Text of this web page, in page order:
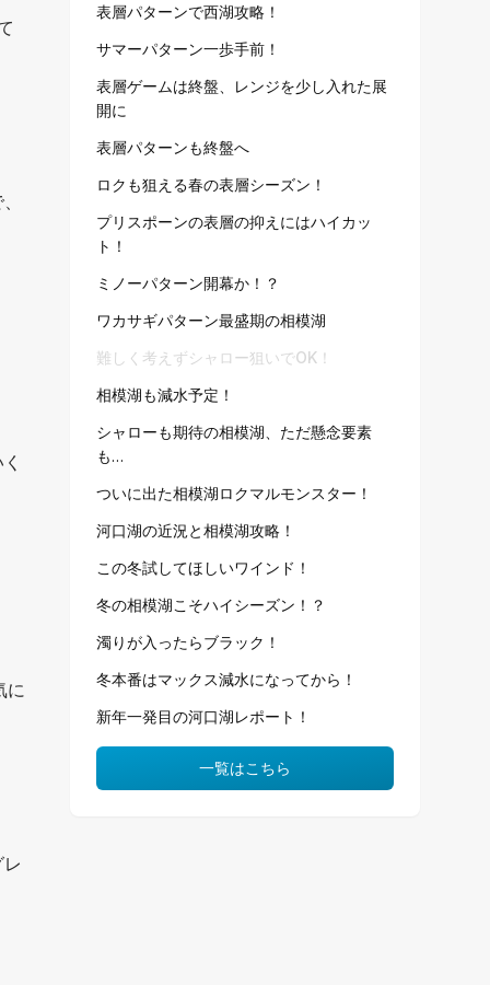
に
表層パターンで西湖攻略！
サマーパターン一歩手前！
表層ゲームは終盤、レンジを少し入れた展
開に
表層パターンも終盤へ
ロクも狙える春の表層シーズン！
プリスポーンの表層の抑えにはハイカッ
ト！
ミノーパターン開幕か！？
ワカサギパターン最盛期の相模湖
難しく考えずシャロー狙いでOK！
相模湖も減水予定！
シャローも期待の相模湖、ただ懸念要素
も…
ついに出た相模湖ロクマルモンスター！
河口湖の近況と相模湖攻略！
この冬試してほしいワインド！
冬の相模湖こそハイシーズン！？
濁りが入ったらブラック！
冬本番はマックス減水になってから！
新年一発目の河口湖レポート！
一覧はこちら